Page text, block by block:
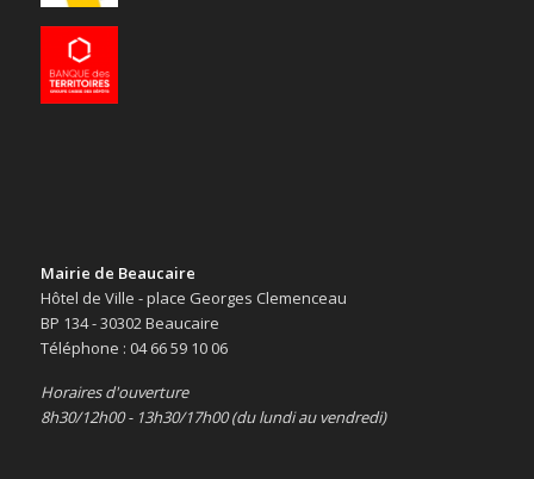
Mairie de Beaucaire
Hôtel de Ville - place Georges Clemenceau
BP 134 - 30302 Beaucaire
Téléphone : 04 66 59 10 06
Horaires d'ouverture
8h30/12h00 - 13h30/17h00 (du lundi au vendredi)